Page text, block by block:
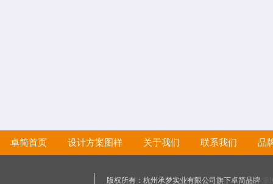
卓简首页 设计方案图样 关于我们 联系我们 品
版权所有：杭州承梦实业有限公司旗下卓简品牌